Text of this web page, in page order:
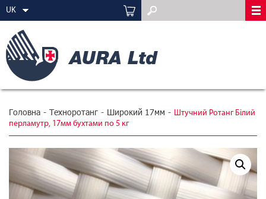
UK
Головна - Техноротанг - Широкий 17мм - Штучний Ротанг Білий
перламутр, 17мм бухтами по 5 кг